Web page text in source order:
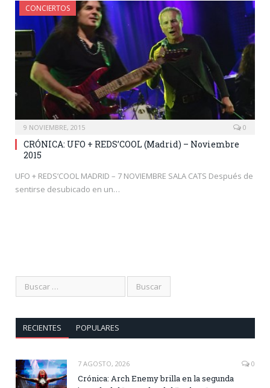
CONCIERTOS
9 NOVIEMBRE, 2015 0
CRÓNICA: UFO + REDS’COOL (Madrid) – Noviembre
2015
UFO + REDS’COOL MADRID – 7 NOVIEMBRE SALA CATS Después de
sentirse desubicado en un…
RECIENTES POPULARES
7 AGOSTO, 2026 0
Crónica: Arch Enemy brilla en la segunda